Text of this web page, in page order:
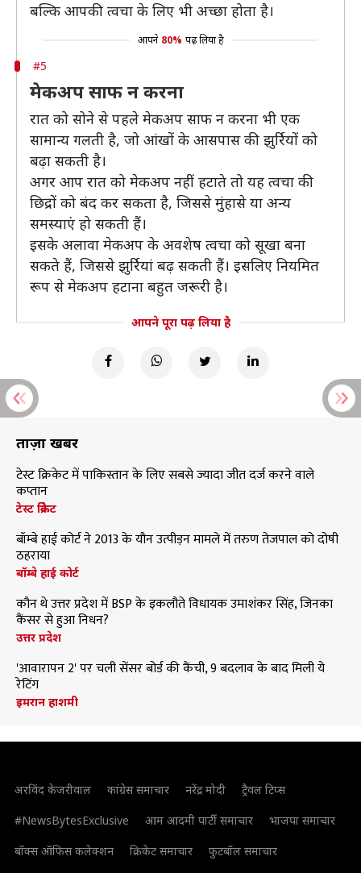
बल्कि आपकी त्वचा के लिए भी अच्छा होता है।
आपने 80% पढ़ लिया है
#5
मेकअप साफ न करना
रात को सोने से पहले मेकअप साफ न करना भी एक
सामान्य गलती है, जो आंखों के आसपास की झुर्रियों को
बढ़ा सकती है।
अगर आप रात को मेकअप नहीं हटाते तो यह त्वचा की
छिद्रों को बंद कर सकता है, जिससे मुंहासे या अन्य
समस्याएं हो सकती हैं।
इसके अलावा मेकअप के अवशेष त्वचा को सूखा बना
सकते हैं, जिससे झुर्रियां बढ़ सकती हैं। इसलिए नियमित
रूप से मेकअप हटाना बहुत जरूरी है।
आपने पूरा पढ़ लिया है
ताज़ा खबरें
टेस्ट क्रिकेट में पाकिस्तान के लिए सबसे ज्यादा जीत दर्ज करने वाले
कप्तान
टेस्ट क्रिकेट
बॉम्बे हाई कोर्ट ने 2013 के यौन उत्पीड़न मामले में तरुण तेजपाल को दोषी
ठहराया
बॉम्बे हाई कोर्ट
कौन थे उत्तर प्रदेश में BSP के इकलौते विधायक उमाशंकर सिंह, जिनका
कैंसर से हुआ निधन?
उत्तर प्रदेश
'आवारापन 2' पर चली सेंसर बोर्ड की कैंची, 9 बदलाव के बाद मिली ये
रेटिंग
इमरान हाशमी
अरविंद केजरीवाल कांग्रेस समाचार नरेंद्र मोदी
ट्रैवल टिप्स
#NewsBytesExclusive
आम आदमी पार्टी समाचार
भाजपा समाचार
बॉक्स ऑफिस कलेक्शन
क्रिकेट समाचार फुटबॉल समाचार